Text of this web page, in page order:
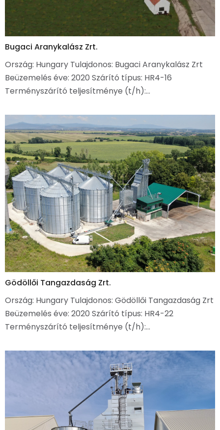
Bugaci Aranykalász Zrt.
Ország: Hungary Tulajdonos: Bugaci Aranykalász Zrt
Beüzemelés éve: 2020 Szárító típus: HR4-16
Terményszárító teljesítménye (t/h):…
Gödöllői Tangazdaság Zrt.
Ország: Hungary Tulajdonos: Gödöllői Tangazdaság Zrt
Beüzemelés éve: 2020 Szárító típus: HR4-22
Terményszárító teljesítménye (t/h):…